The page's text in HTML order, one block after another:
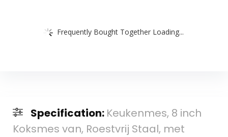
Frequently Bought Together Loading...
Specification: Keukenmes, 8 inch
Koksmes van, Roestvrij Staal, met